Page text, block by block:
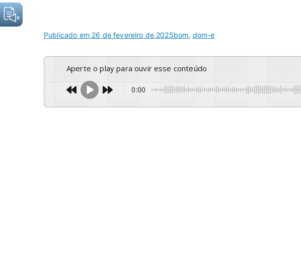
Publicado em 26 de fevereiro de 2025bom, dom-e
Aperte o play para ouvir esse conteúdo
0:00